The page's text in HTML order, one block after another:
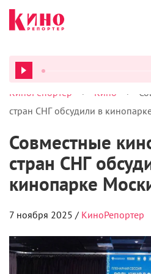
ВСЕ ПОДКАСТЫ
КиноРепортер > Кино >
стран СНГ обсудили в
Совместные
стран СНГ
кинопарке
7 ноября 2025 / КиноРепортер